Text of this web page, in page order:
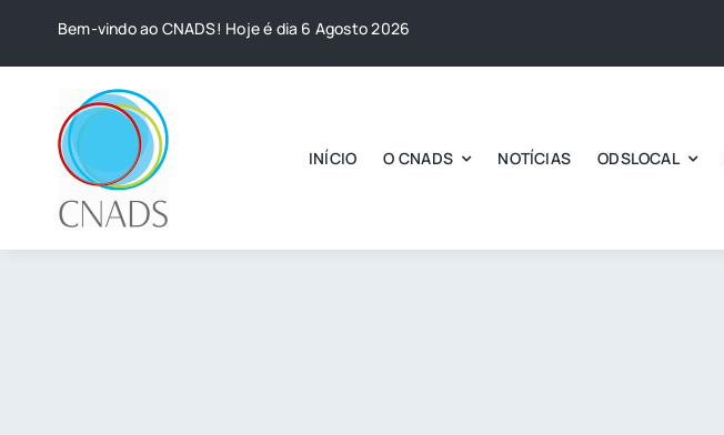
Bem-vindo ao CNADS! Hoje é dia 6 Agosto 2026
INÍCIO O CNADS NOTÍCIAS ODSLOCAL